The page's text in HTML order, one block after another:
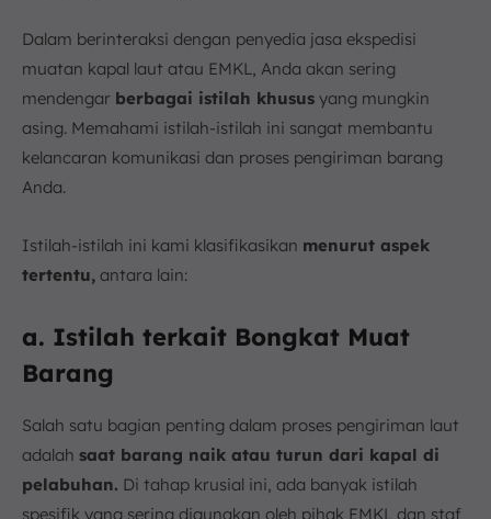
Dalam berinteraksi dengan penyedia jasa ekspedisi
muatan kapal laut atau EMKL, Anda akan sering
mendengar berbagai istilah khusus yang mungkin
asing. Memahami istilah-istilah ini sangat membantu
kelancaran komunikasi dan proses pengiriman barang
Anda.
Istilah-istilah ini kami klasifikasikan menurut aspek
tertentu, antara lain:
a. Istilah terkait Bongkat Muat
Barang
Salah satu bagian penting dalam proses pengiriman laut
adalah saat barang naik atau turun dari kapal di
pelabuhan. Di tahap krusial ini, ada banyak istilah
spesifik yang sering digunakan oleh pihak EMKL dan staf